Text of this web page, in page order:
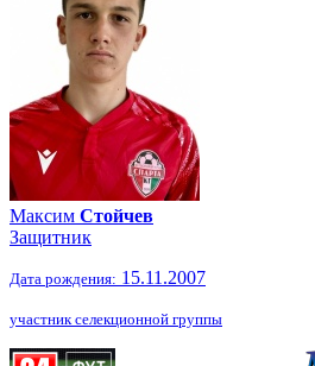
Максим Стойчев
Защитник
Дата рождения: 15.11.2007
участник селекционной группы